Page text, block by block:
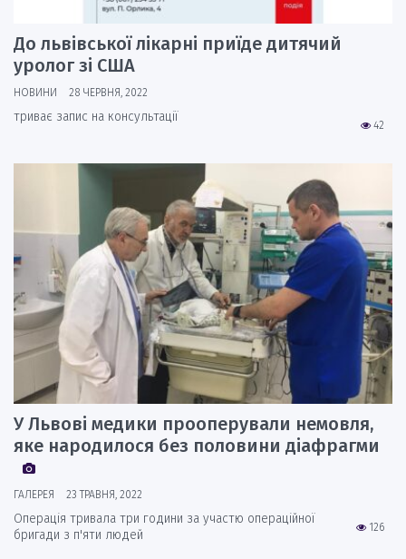
До львівської лікарні приїде дитячий
уролог зі США
НОВИНИ 28 ЧЕРВНЯ, 2022
42
триває запис на консультації
У Львові медики прооперували немовля,
яке народилося без половини діафрагми
ГАЛЕРЕЯ 23 ТРАВНЯ, 2022
126
Операція тривала три години за участю операційної
бригади з п'яти людей